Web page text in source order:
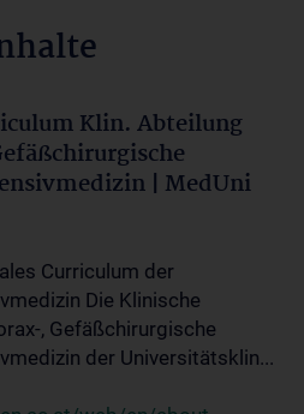
Klin. Abteilung
| MedUni
Curriculum der
Die Klinische
, Gefäßchirurgische
der Universitätsklin...